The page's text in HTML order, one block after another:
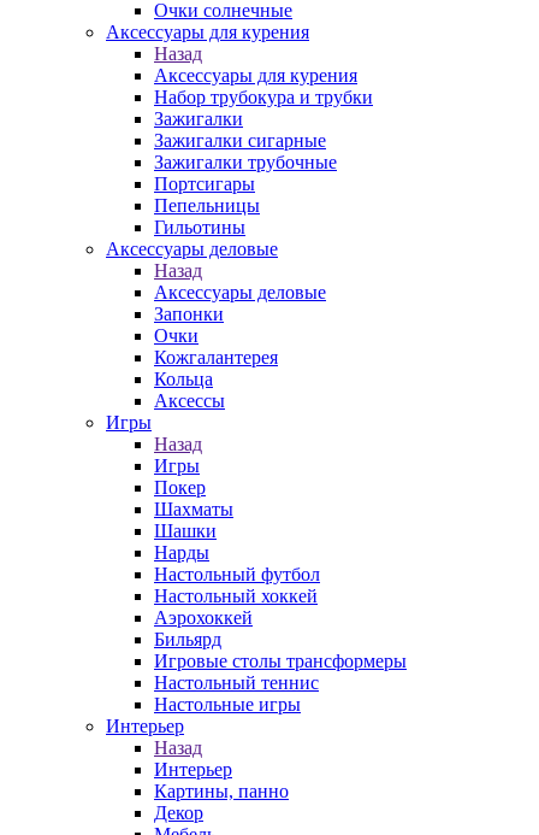
Очки солнечные
Аксессуары для курения
Назад
Аксессуары для курения
Набор трубокура и трубки
Зажигалки
Зажигалки сигарные
Зажигалки трубочные
Портсигары
Пепельницы
Гильотины
Аксессуары деловые
Назад
Аксессуары деловые
Запонки
Очки
Кожгалантерея
Кольца
Аксессы
Игры
Назад
Игры
Покер
Шахматы
Шашки
Нарды
Настольный футбол
Настольный хоккей
Аэрохоккей
Бильярд
Игровые столы трансформеры
Настольный теннис
Настольные игры
Интерьер
Назад
Интерьер
Картины, панно
Декор